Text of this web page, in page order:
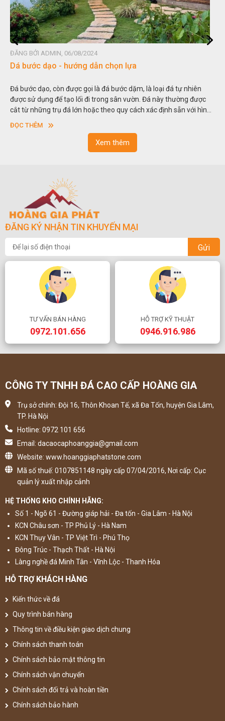
ĐĂNG BỞI ADMIN, 06/08/2024
Dá bước dạo - hướng dẫn chọn lựa
Đá bước dạo, còn được gọi là đá bước dặm, là loại đá tự nhiên
được sử dụng để tạo lối đi trong sân vườn. Đá này thường được
cắt từ những trụ đá lớn hoặc theo quy cách xác định sẵn với hình
vuông hoặc hình chữ nhật và có độ dày khác nhau.
ĐỌC THÊM
Xem thêm
ĐĂNG KÝ NHẬN TIN KHUYẾN MẠI
Gửi
TƯ VẤN BÁN HÀNG
0972.101.656
HỖ TRỢ KỸ THUẬT
0946.916.986
CÔNG TY TNHH ĐÁ CAO CẤP HOÀNG GIA
Trụ sở chính: Đội 16, Thôn Khoan Tế, xã Đa Tốn, huyện Gia Lâm,
TP. Hà Nội
Hotline: 0972 101 656
Email: dacaocaphoanggia@gmail.com
Website: www.hoanggiaphatstone.com
Mã số thuế: 0107851148 ngày cấp 07/04/2016, Nơi cấp: Cục
quản lý xuất nhập cảnh
HỆ THỐNG KHO CHÍNH HÃNG:
Số 1 - Ngõ 61 - Đường giáp hải - Đa tốn - Gia Lâm - Hà Nội
KCN Châu sơn - TP Phủ Lý - Hà Nam
KCN Thụy Vân - TP Việt Trì - Phú Thọ
Đông Trúc - Thạch Thất - Hà Nội
Làng nghề đá Minh Tân - Vĩnh Lộc - Thanh Hóa
HỖ TRỢ KHÁCH HÀNG
Kiến thức về đá
Quy trình bán hàng
Thông tin về điều kiện giao dịch chung
Chính sách thanh toán
Chính sách bảo mật thông tin
Chính sách vận chuyển
Chính sách đổi trả và hoàn tiền
Chính sách bảo hành